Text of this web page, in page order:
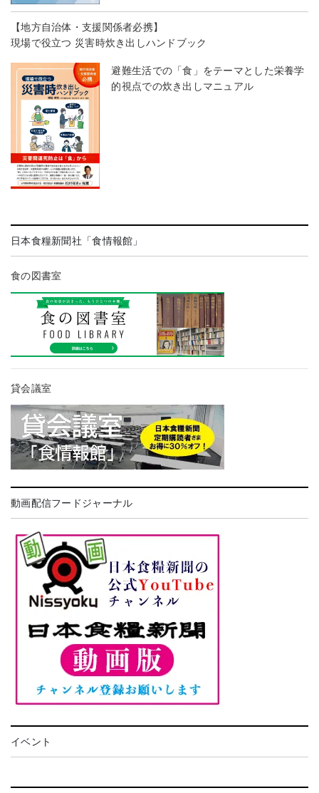
【地方自治体・支援関係者必携】
現場で役立つ 災害時炊き出しハンドブック
避難生活での「食」をテーマとした栄養学
的視点での炊き出しマニュアル
日本食糧新聞社「食情報館」
食の図書室
貸会議室
動画配信フードジャーナル
イベント